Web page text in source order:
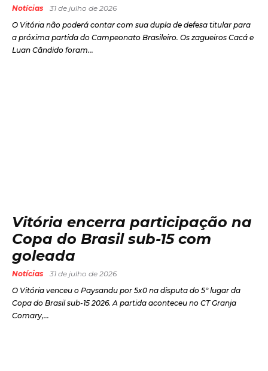
Notícias
31 de julho de 2026
O Vitória não poderá contar com sua dupla de defesa titular para
a próxima partida do Campeonato Brasileiro. Os zagueiros Cacá e
Luan Cândido foram...
Vitória encerra participação na
Copa do Brasil sub-15 com
goleada
Notícias
31 de julho de 2026
O Vitória venceu o Paysandu por 5x0 na disputa do 5º lugar da
Copa do Brasil sub-15 2026. A partida aconteceu no CT Granja
Comary,...